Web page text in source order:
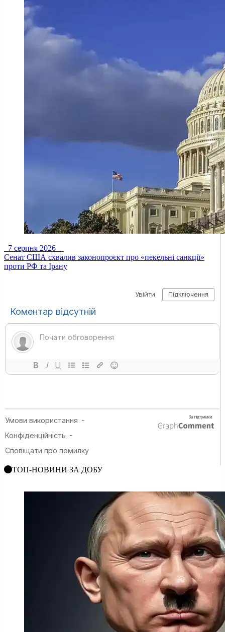
7 серпня 2026
Сенат США схвалив законопроєкт про «пекельні санкції»
проти РФ та Ірану
ТОП-НОВИНИ ЗА ДОБУ